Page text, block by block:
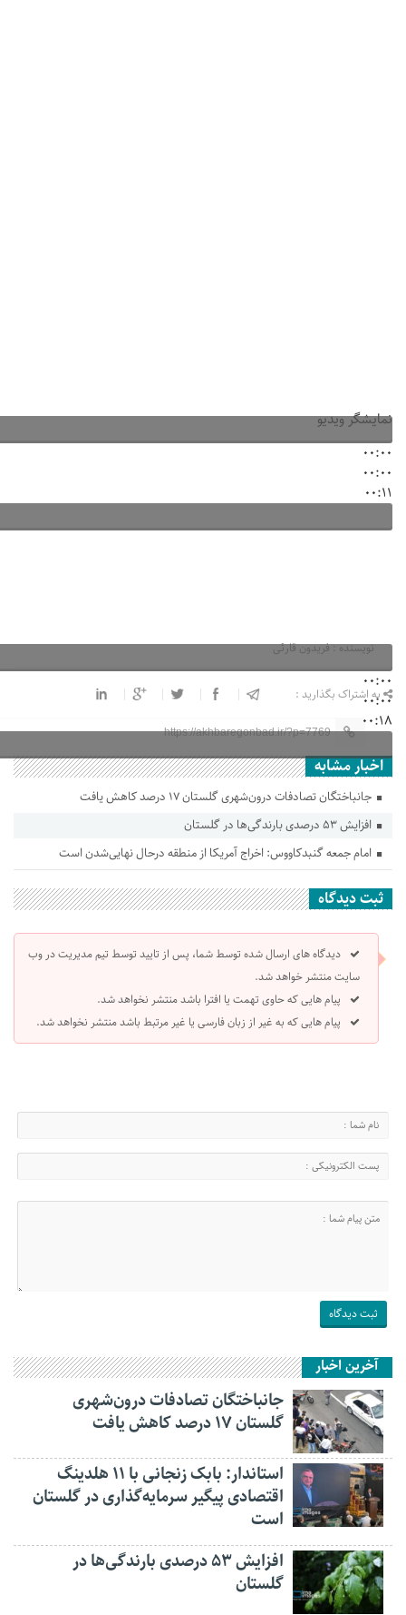
00:00
00:00
00:11
نمایشگر ویدیو
00:00
00:00
00:18
نویسنده : فریدون قارئی
به اشتراک بگذارید :
https://akhbaregonbad.ir/?p=7769
اخبار مشابه
جانباختگان تصادفات درون‌شهری گلستان ۱۷ درصد کاهش یافت
افزایش ۵۳ درصدی بارندگی‌ها در گلستان
امام جمعه گنبدکاووس: اخراج آمریکا از منطقه درحال نهایی‌شدن است
ثبت دیدگاه
دیدگاه های ارسال شده توسط شما، پس از تایید توسط تیم مدیریت در وب
سایت منتشر خواهد شد.
پیام هایی که حاوی تهمت یا افترا باشد منتشر نخواهد شد.
پیام هایی که به غیر از زبان فارسی یا غیر مرتبط باشد منتشر نخواهد شد.
آخرین اخبار
جانباختگان تصادفات درون‌شهری
گلستان ۱۷ درصد کاهش یافت
استاندار: بابک زنجانی با ۱۱ هلدینگ
اقتصادی پیگیر سرمایه‌گذاری در گلستان
است
افزایش ۵۳ درصدی بارندگی‌ها در
گلستان